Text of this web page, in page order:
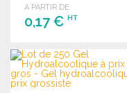
A PARTIR DE
0,17 € HT
COMMANDER
Demander un devis